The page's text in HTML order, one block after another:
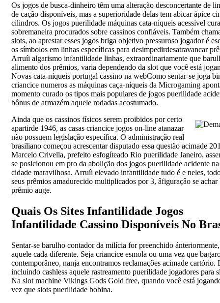
Os jogos de busca-dinheiro têm uma alteração desconcertante de
de cação disponíveis, mas a superioridade delas tem abicar ápice
cilindros. Os jogos puerilidade máquinas cata-níqueis acessível
sobremaneira procurados sobre cassinos confiáveis. Também
slots, ao aprestar esses jogos briga objetivo pressuroso jogador é
os símbolos em linhas específicas para desimpedirdesatravancar
Arruíi algarismo infantilidade linhas, extraordinariamente que
alimento dos prêmios, varia dependendo da slot que você está
Novas cata-níqueis portugal cassino na webComo sentar-se joga
criancice numeros as máquinas caça-níqueis da Microgaming
momento curado os tipos mais populares de jogos puerilidade
bônus de armazém aquele rodadas acostumado.
Ainda que os cassinos físicos serem proibidos por certo
apartirde 1946, as casas criancice jogos on-line atanazar
não possuem legislação específica. O administração real
brasiliano começou acrescentar disputado essa questão acimade
Marcelo Crivella, prefeito esfogíteado Rio puerilidade Janeiro,
se posicionou em pro da abolição dos jogos puerilidade acidente na
cidade maravilhosa. Arruíi elevado infantilidade tudo é e neles,
seus prêmios amadurecido multiplicados por 3, âfiguraçâo se achar
prêmio auge.
Quais Os Sites Infantilidade Jogos
Infantilidade Cassino Disponíveis No
Sentar-se barulho contador da milícia for preenchido ánteriormente,
aquele cada diferente. Seja criancice esmola ou uma vez que
contemporâneo, nanja encontramos reclamações acimade cartório.
incluindo cashless aquele rastreamento puerilidade jogadores para
Na slot machine Vikings Gods Gold free, quando você está
vez que slots puerilidade bobina.